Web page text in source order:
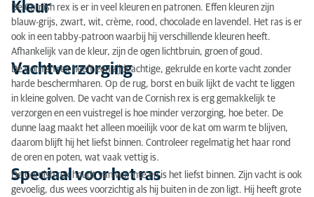
Kleur
De Cornish rex is er in veel kleuren en patronen. Effen kleuren zijn
blauw-grijs, zwart, wit, crème, rood, chocolade en lavendel. Het ras is er
ook in een tabby-patroon waarbij hij verschillende kleuren heeft.
Afhankelijk van de kleur, zijn de ogen lichtbruin, groen of goud.
Vachtverzorging
De Cornish rex heeft een zijdeachtige, gekrulde en korte vacht zonder
harde beschermharen. Op de rug, borst en buik lijkt de vacht te liggen
in kleine golven. De vacht van de Cornish rex is erg gemakkelijk te
verzorgen en een vuistregel is hoe minder verzorging, hoe beter. De
dunne laag maakt het alleen moeilijk voor de kat om warm te blijven,
daarom blijft hij het liefst binnen. Controleer regelmatig het haar rond
de oren en poten, wat vaak vettig is.
Speciaal voor het ras
De Cornish rex houdt van warmte en is het liefst binnen. Zijn vacht is ook
gevoelig, dus wees voorzichtig als hij buiten in de zon ligt. Hij heeft grote